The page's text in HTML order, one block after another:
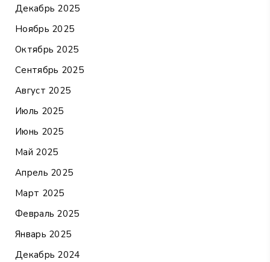
Декабрь 2025
Ноябрь 2025
Октябрь 2025
Сентябрь 2025
Август 2025
Июль 2025
Июнь 2025
Май 2025
Апрель 2025
Март 2025
Февраль 2025
Январь 2025
Декабрь 2024